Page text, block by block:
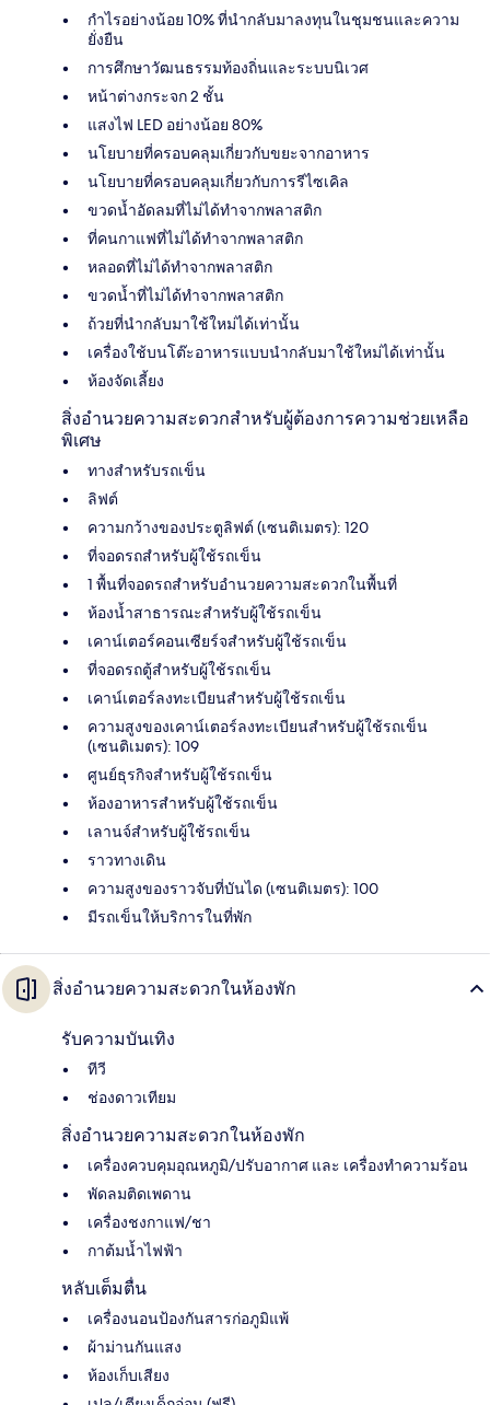
กำไรอย่างน้อย 10% ที่นำกลับมาลงทุนในชุมชนและความ
ยั่งยืน
การศึกษาวัฒนธรรมท้องถิ่นและระบบนิเวศ
หน้าต่างกระจก 2 ชั้น
แสงไฟ LED อย่างน้อย 80%
นโยบายที่ครอบคลุมเกี่ยวกับขยะจากอาหาร
นโยบายที่ครอบคลุมเกี่ยวกับการรีไซเคิล
ขวดน้ำอัดลมที่ไม่ได้ทำจากพลาสติก
ที่คนกาแฟที่ไม่ได้ทำจากพลาสติก
หลอดที่ไม่ได้ทำจากพลาสติก
ขวดน้ำที่ไม่ได้ทำจากพลาสติก
ถ้วยที่นำกลับมาใช้ใหม่ได้เท่านั้น
เครื่องใช้บนโต๊ะอาหารแบบนำกลับมาใช้ใหม่ได้เท่านั้น
ห้องจัดเลี้ยง
สิ่งอำนวยความสะดวกสำหรับผู้ต้องการความช่วยเหลือ
พิเศษ
ทางสำหรับรถเข็น
ลิฟต์
ความกว้างของประตูลิฟต์ (เซนติเมตร): 120
ที่จอดรถสำหรับผู้ใช้รถเข็น
1 พื้นที่จอดรถสำหรับอำนวยความสะดวกในพื้นที่
ห้องน้ำสาธารณะสำหรับผู้ใช้รถเข็น
เคาน์เตอร์คอนเซียร์จสำหรับผู้ใช้รถเข็น
ที่จอดรถตู้สำหรับผู้ใช้รถเข็น
เคาน์เตอร์ลงทะเบียนสำหรับผู้ใช้รถเข็น
ความสูงของเคาน์เตอร์ลงทะเบียนสำหรับผู้ใช้รถเข็น
(เซนติเมตร): 109
ศูนย์ธุรกิจสำหรับผู้ใช้รถเข็น
ห้องอาหารสำหรับผู้ใช้รถเข็น
เลานจ์สำหรับผู้ใช้รถเข็น
ราวทางเดิน
ความสูงของราวจับที่บันได (เซนติเมตร): 100
มีรถเข็นให้บริการในที่พัก
สิ่งอำนวยความสะดวกในห้องพัก
รับความบันเทิง
ทีวี
ช่องดาวเทียม
สิ่งอำนวยความสะดวกในห้องพัก
เครื่องควบคุมอุณหภูมิ/ปรับอากาศ และ เครื่องทำความร้อน
พัดลมติดเพดาน
เครื่องชงกาแฟ/ชา
กาต้มน้ำไฟฟ้า
หลับเต็มตื่น
เครื่องนอนป้องกันสารก่อภูมิแพ้
ผ้าม่านกันแสง
ห้องเก็บเสียง